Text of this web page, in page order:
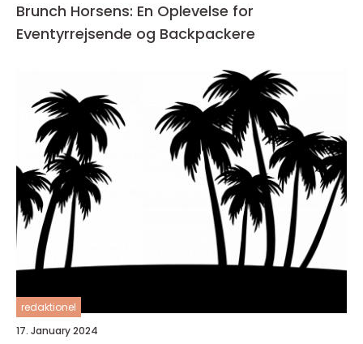
Brunch Horsens: En Oplevelse for
Eventyrrejsende og Backpackere
redaktionel
17. January 2024